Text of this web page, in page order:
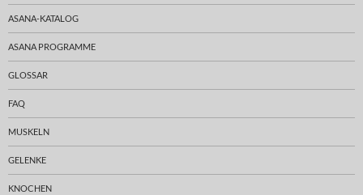
ASANA-KATALOG
ASANA PROGRAMME
GLOSSAR
FAQ
MUSKELN
GELENKE
KNOCHEN